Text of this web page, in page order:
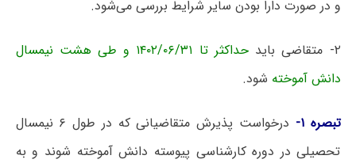
و در صورت دارا بودن سایر شرایط بررسی می‌شود.
۲- متقاضی باید
حداکثر تا ۱۴۰۲/۰۶/۳۱ و طی هشت نیمسال
دانش آموخته شود.
تبصره ۱-
درخواست پذیرش متقاضیانی که در طول ۶ نیمسال
تحصیلی در دوره کارشناسی پیوسته دانش آموخته شوند و به